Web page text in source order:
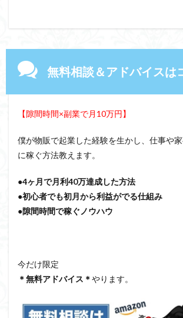
無料相談＆アドバイスは
【隙間時間×副業で月10万円】
僕が物販で起業した経験を生かし、仕事や
に稼ぐ方法教えます。
●4ヶ月で月利40万達成した方法
●初心者でも初月から利益がでる仕組み
●隙間時間で稼ぐノウハウ
今だけ限定
＊無料アドバイス＊やります。